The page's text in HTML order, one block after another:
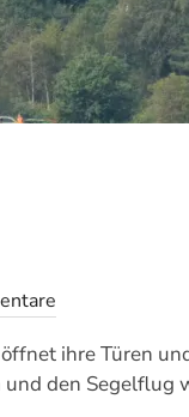
ihre Türen
den Segelflug